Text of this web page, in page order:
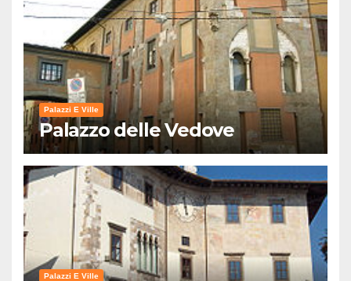
Palazzi E Ville
Palazzo delle Vedove
Palazzi E Ville